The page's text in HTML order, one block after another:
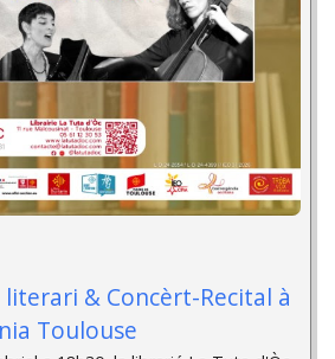
literari & Concèrt-Recital ­à
Toulouse